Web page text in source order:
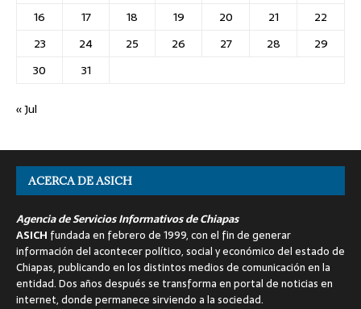
16
17 18 19 20 21
22
23
24 25 26 27 28
29
30
31
« Jul
ACERCA DE ASICH
Agencia de Servicios Informativos de Chiapas
ASICH fundada en febrero de 1999, con el fin de generar
información del acontecer político, social y económico del estado de
Chiapas, publicando en los distintos medios de comunicación en la
entidad. Dos años después se transforma en portal de noticias en
internet, donde permanece sirviendo a la sociedad.